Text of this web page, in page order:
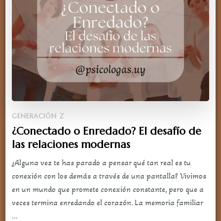
GENERACIÓN Z
¿Conectado o Enredado? El desafío de
las relaciones modernas
¿Alguna vez te has parado a pensar qué tan real es tu
conexión con los demás a través de una pantalla? Vivimos
en un mundo que promete conexión constante, pero que a
veces termina enredando el corazón. La memoria familiar
…